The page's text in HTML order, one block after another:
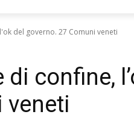
del governo. 27 Comuni veneti
confine,
veneti